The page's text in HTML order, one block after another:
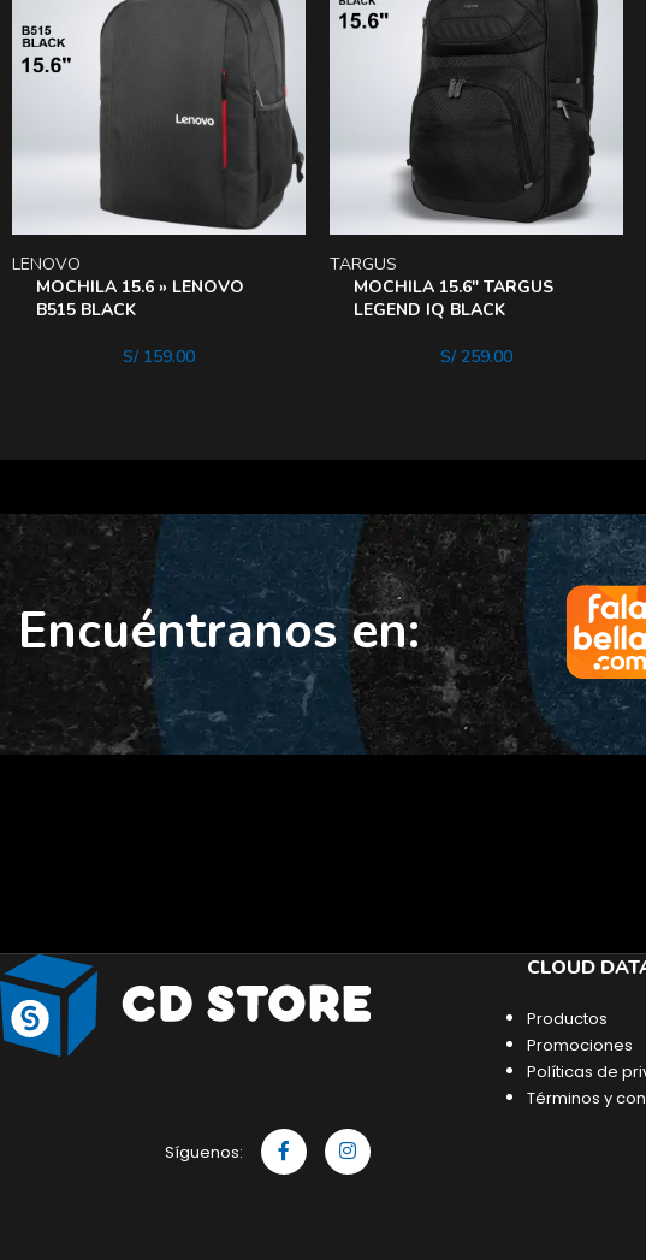
MOCHILA 15.6 » LENOVO
B515 BLACK
LENOVO
S/159.00
MOCHILA 15.6″ TARGUS
LEGEND IQ BLACK
TARGUS
S/259.00
Encuéntranos en:
Síguenos:
CLOUD
Productos
Promociones
Políticas de
Términos y